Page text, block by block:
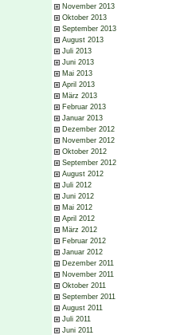
November 2013
Oktober 2013
September 2013
August 2013
Juli 2013
Juni 2013
Mai 2013
April 2013
März 2013
Februar 2013
Januar 2013
Dezember 2012
November 2012
Oktober 2012
September 2012
August 2012
Juli 2012
Juni 2012
Mai 2012
April 2012
März 2012
Februar 2012
Januar 2012
Dezember 2011
November 2011
Oktober 2011
September 2011
August 2011
Juli 2011
Juni 2011